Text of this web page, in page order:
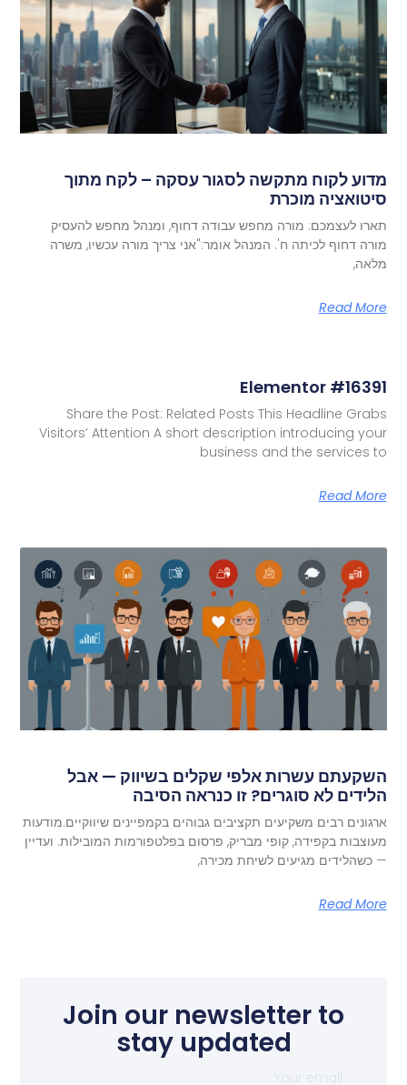
מדוע לקוח מתקשה לסגור עסקה – לקח מתוך
סיטואציה מוכרת
תארו לעצמכם: מורה מחפש עבודה דחוף, ומנהל מחפש להעסיק
מורה דחוף לכיתה ח'. המנהל אומר:"אני צריך מורה עכשיו, משרה
מלאה,
Read More
Elementor #16391
Share the Post: Related Posts This Headline Grabs
Visitors’ Attention A short description introducing your
business and the services to
Read More
השקעתם עשרות אלפי שקלים בשיווק — אבל
הלידים לא סוגרים? זו כנראה הסיבה
ארגונים רבים משקיעים תקציבים גבוהים בקמפיינים שיווקיים.מודעות
מעוצבות בקפידה, קופי מבריק, פרסום בפלטפורמות המובילות. ועדיין
— כשהלידים מגיעים לשיחת מכירה,
Read More
Join our newsletter to
stay updated